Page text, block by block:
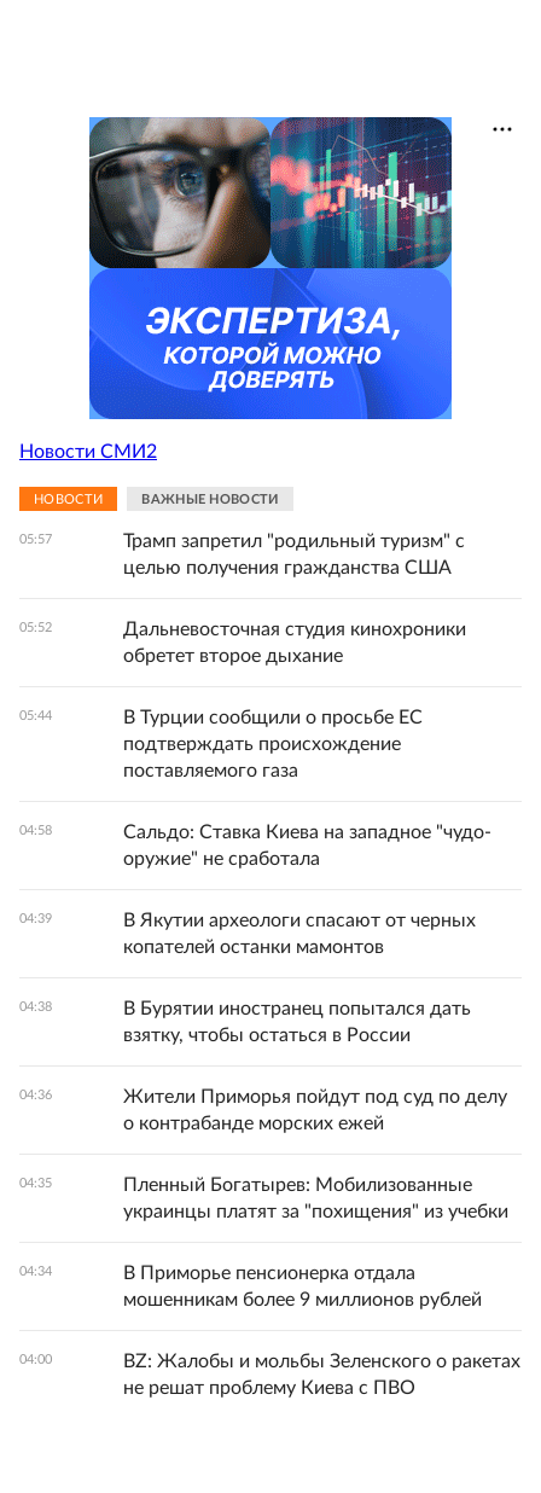
Новости СМИ2
НОВОСТИ ВАЖНЫЕ НОВОСТИ
05:57
Трамп запретил "родильный туризм" с
целью получения гражданства США
05:52
Дальневосточная студия кинохроники
обретет второе дыхание
05:44
В Турции сообщили о просьбе ЕС
подтверждать происхождение
поставляемого газа
04:58
Сальдо: Ставка Киева на западное "чудо-
оружие" не сработала
04:39
В Якутии археологи спасают от черных
копателей останки мамонтов
04:38
В Бурятии иностранец попытался дать
взятку, чтобы остаться в России
04:36
Жители Приморья пойдут под суд по делу
о контрабанде морских ежей
04:35
Пленный Богатырев: Мобилизованные
украинцы платят за "похищения" из учебки
04:34
В Приморье пенсионерка отдала
мошенникам более 9 миллионов рублей
04:00
BZ: Жалобы и мольбы Зеленского о ракетах
не решат проблему Киева с ПВО